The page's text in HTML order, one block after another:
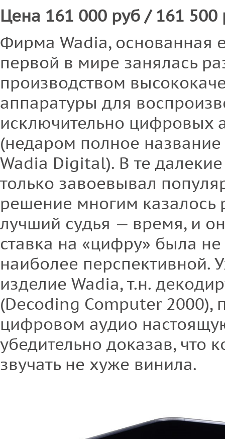
Цена 161 000 руб / 161 500
Фирма Wadia, основанная
первой в мире занялась
производством
аппаратуры для
исключительно цифровых
(недаром полное
Wadia Digital). В те
только завоевывал
решение многим казалось
лучший судья — время, и
ставка на «цифру» была
наиболее перспективной.
изделие Wadia, т.н.
(Decoding Computer 2000),
цифровом аудио
убедительно доказав, что
звучать не хуже винила.